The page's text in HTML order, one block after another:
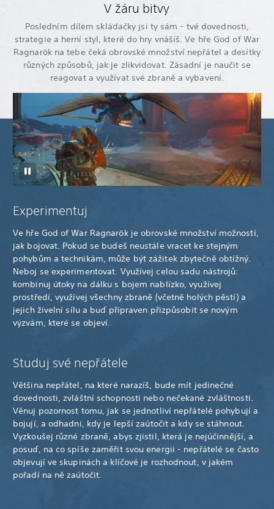
V žáru bitvy
Posledním dílem skládačky jsi ty sám - tvé dovednosti,
strategie a herní styl, které do hry vnášíš. Ve hře God of War
Ragnarök na tebe čeká obrovské množství nepřátel a desítky
různých způsobů, jak je zlikvidovat. Zásadní je naučit se
reagovat a využívat své zbraně a vybavení.
Experimentuj
Ve hře God of War Ragnarök je obrovské množství možností,
jak bojovat. Pokud se budeš neustále vracet ke stejným
pohybům a technikám, může být zážitek zbytečně obtížný.
Neboj se experimentovat. Využívej celou sadu nástrojů:
kombinuj útoky na dálku s bojem nablízko, využívej
prostředí, využívej všechny zbraně (včetně holých pěstí) a
jejich živelní sílu a buď připraven přizpůsobit se novým
výzvám, které se objeví.
Studuj své nepřátele
Většina nepřátel, na které narazíš, bude mít jedinečné
dovednosti, zvláštní schopnosti nebo nečekané zvláštnosti.
Věnuj pozornost tomu, jak se jednotliví nepřátelé pohybují a
bojují, a odhadni, kdy je lepší zaútočit a kdy se stáhnout.
Vyzkoušej různé zbraně, abys zjistil, která je nejúčinnější, a
posuď, na co spíše zaměřit svou energii - nepřátelé se často
objevují ve skupinách a klíčové je rozhodnout, v jakém
pořadí na ně zaútočit.